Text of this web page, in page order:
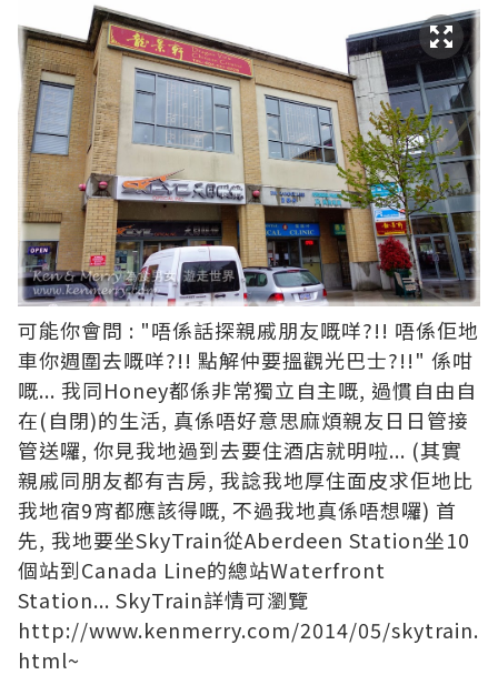
可能你會問 : "唔係話探親戚朋友嘅咩?!! 唔係佢地
車你週圍去嘅咩?!! 點解仲要搵觀光巴士?!!" 係咁
嘅... 我同Honey都係非常獨立自主嘅, 過慣自由自
在(自閉)的生活, 真係唔好意思麻煩親友日日管接
管送囉, 你見我地過到去要住酒店就明啦... (其實
親戚同朋友都有吉房, 我諗我地厚住面皮求佢地比
我地宿9宵都應該得嘅, 不過我地真係唔想囉) 首
先, 我地要坐SkyTrain從Aberdeen Station坐10
個站到Canada Line的總站Waterfront
Station... SkyTrain詳情可瀏覽
http://www.kenmerry.com/2014/05/skytrain.
html~